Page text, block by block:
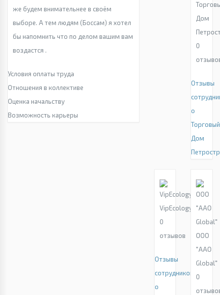
же будем внимательнее в своём
выборе. А тем людям (Боссам) я хотел
бы напомнить что по делом вашим вам
воздастся .
Условия оплаты труда
Отношения в коллективе
Оценка начальству
Возможность карьеры
Дом
0
Отзывы
о
Торговый
Дом
VipEcology
0
отзывов
Отзывы
сотрудников
о
ООО
"AAO
Global"
0